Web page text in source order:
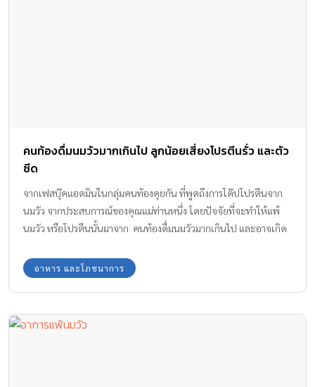
คนท้องดื่มนมวัวมากเกินไป ลูกน้อยเสี่ยงโปรตีนรั่ว และตัว
ซีด
จากเฟสบุ๊คแอดมินในกลุ่มคนท้องคุยกัน ที่พูดถึงการโด๊ปโปรตีนจาก
นมวัว จากประสบการณ์ของคุณแม่ท่านหนึ่ง โดยปัจจัยที่จะทำให้แพ้
นมวัว หรือโปรตีนนั้นมาจาก คนท้องดื่มนมวัวมากเกินไป และอาจเกิด
ทำให้ลูกน้อยมีอาการแพ้นมวัวตามมา คนท้องดื่มนมวัวมากเกินไป ลูก
น้อยเสี่ยงโปรตีนรั่ว และตัวซีด อ่านต่อ “ประโยชน์ และอันตรายของ
อาหาร และโภชนาการ